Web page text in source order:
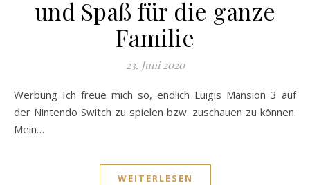
und Spaß für die ganze
Familie
23. Juni 2020
Werbung Ich freue mich so, endlich Luigis Mansion 3 auf
der Nintendo Switch zu spielen bzw. zuschauen zu können.
Mein…
WEITERLESEN